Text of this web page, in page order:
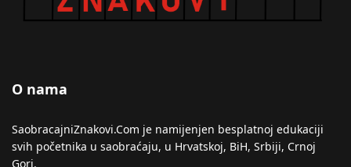
O nama
SaobracajniZnakovi.Com je namijenjen besplatnoj edukaciji
svih početnika u saobraćaju, u Hrvatskoj, BiH, Srbiji, Crnoj
Gori.